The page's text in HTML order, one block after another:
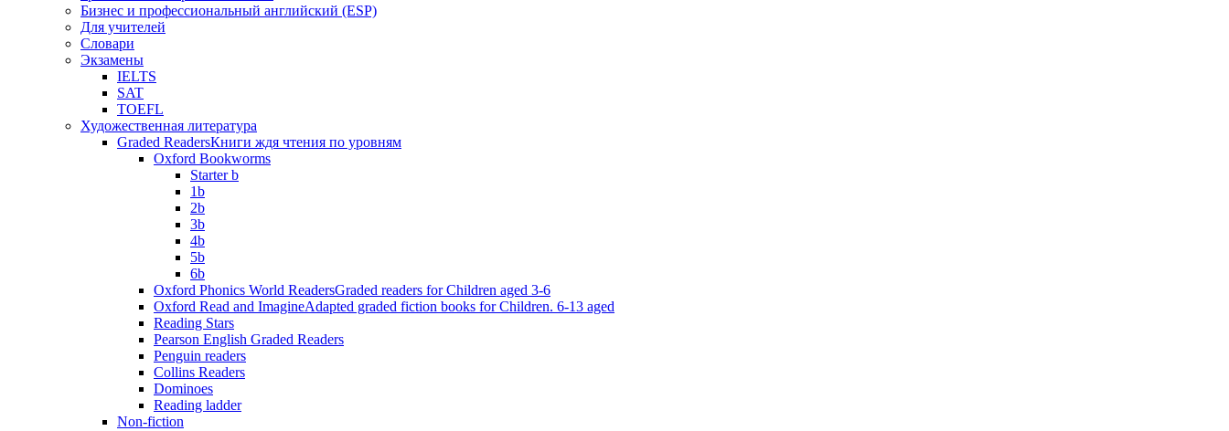
Бизнес и профессиональный английский (ESP)
Для учителей
Словари
Экзамены
IELTS
SAT
TOEFL
Художественная литература
Graded ReadersКниги ждя чтения по уровням
Oxford Bookworms
Starter b
1b
2b
3b
4b
5b
6b
Oxford Phonics World ReadersGraded readers for Children aged 3-6
Oxford Read and ImagineAdapted graded fiction books for Children. 6-13 aged
Reading Stars
Pearson English Graded Readers
Penguin readers
Collins Readers
Dominoes
Reading ladder
Non-fiction